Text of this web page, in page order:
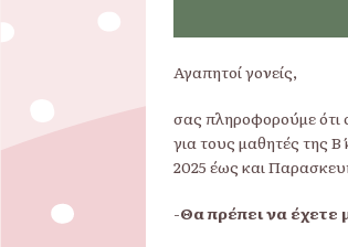
Αγαπητοί γονείς,
σας πληροφορούμε ότι
για τους μαθητές της
2025 έως και
-Θα πρέπει να έχετε